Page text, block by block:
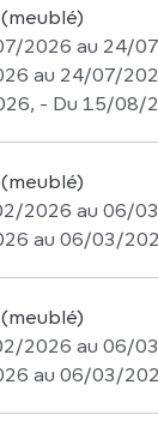
2026 au 24/
au 24/07/
- Du 15/08/
2026 au 06/
au 06/03/
2026 au 06/
au 06/03/